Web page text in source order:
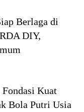
Berlaga di
DIY,
Kuat
Bola Putri Usia